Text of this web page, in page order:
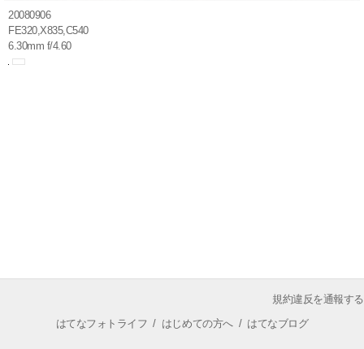
20080906
FE320,X835,C540
6.30mm f/4.60
規約違反を通報する
はてなフォトライフ / はじめての方へ/ はてなブログ